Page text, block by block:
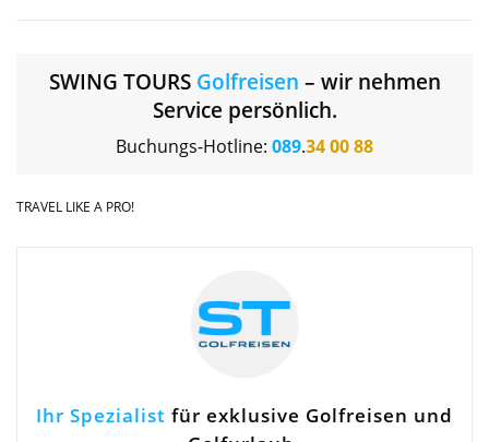
SWING TOURS Golfreisen – wir nehmen
Service persönlich.
Buchungs-Hotline: 089.34 00 88
TRAVEL LIKE A PRO!
Ihr Spezialist für exklusive Golfreisen und